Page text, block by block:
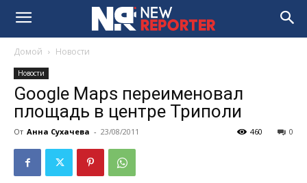
Домой Новости
Новости
Google Maps переименовал
площадь в центре Триполи
От Анна Сухачева - 23/08/2011 0
460